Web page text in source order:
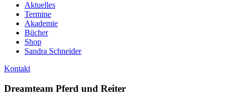
Aktuelles
Termine
Akademie
Bücher
Shop
Sandra Schneider
Kontakt
Dreamteam Pferd und Reiter